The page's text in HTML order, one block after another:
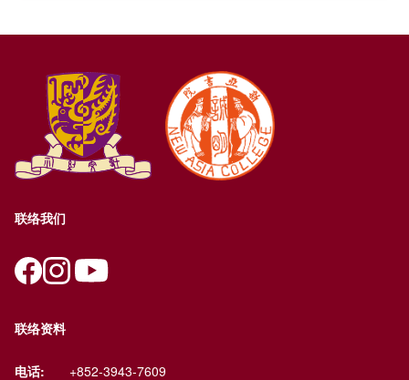
联络我们
联络资料
电话: +852-3943-7609